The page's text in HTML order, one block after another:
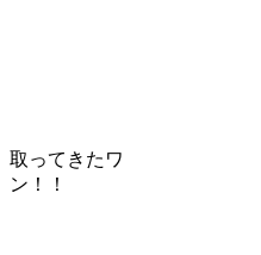
取ってきたワ
ン！！